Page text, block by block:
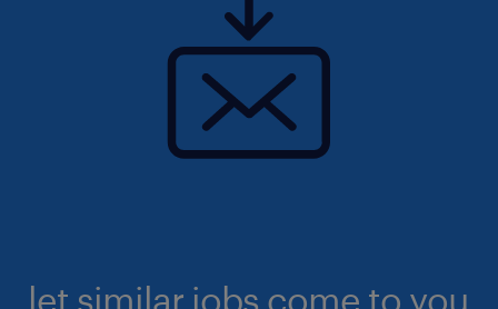
let similar jobs come to you